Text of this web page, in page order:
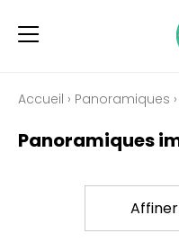
Accueil › Panoramiques ›
Panoramiques